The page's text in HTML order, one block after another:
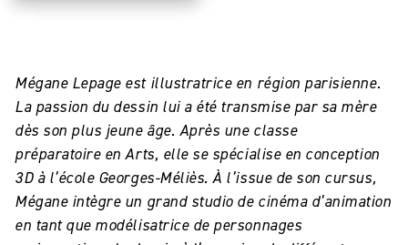
Mégane Lepage est illustratrice en région parisienne.
La passion du dessin lui a été transmise par sa mère
dès son plus jeune âge. Après une classe
préparatoire en Arts, elle se spécialise en conception
3D à l’école Georges-Méliès. À l’issue de son cursus,
Mégane intègre un grand studio de cinéma d’animation
en tant que modélisatrice de personnages